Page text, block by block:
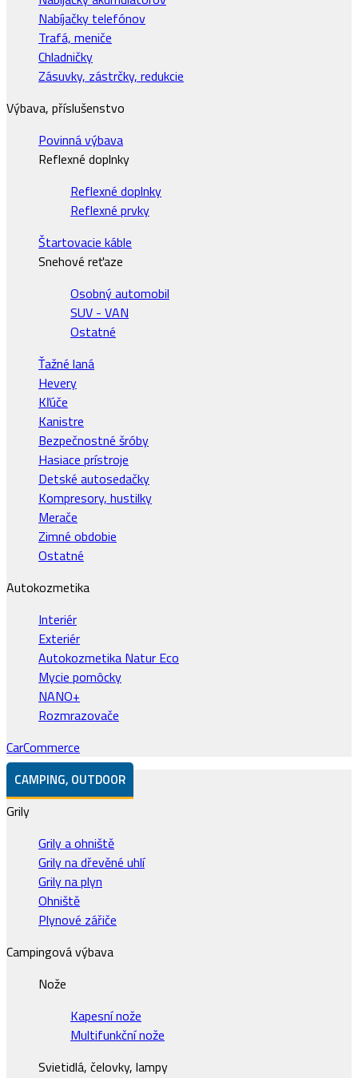
Nabíjačky telefónov
Trafá, meniče
Chladničky
Zásuvky, zástrčky, redukcie
Výbava, příslušenstvo
Povinná výbava
Reflexné doplnky
Reflexné doplnky
Reflexné prvky
Štartovacie káble
Snehové reťaze
Osobný automobil
SUV - VAN
Ostatné
Ťažné laná
Hevery
Kľúče
Kanistre
Bezpečnostné šróby
Hasiace prístroje
Detské autosedačky
Kompresory, hustilky
Merače
Zimné obdobie
Ostatné
Autokozmetika
Interiér
Exteriér
Autokozmetika Natur Eco
Mycie pomôcky
NANO+
Rozmrazovače
CarCommerce
CAMPING, OUTDOOR
Grily
Grily a ohniště
Grily na dřevěné uhlí
Grily na plyn
Ohniště
Plynové zářiče
Campingová výbava
Nože
Kapesní nože
Multifunkční nože
Svietidlá, čelovky, lampy